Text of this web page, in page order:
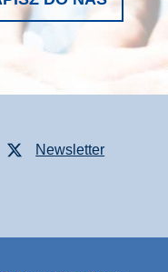
InstagramNewsletter